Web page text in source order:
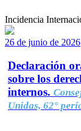
Incidencia
26 de junio de 2026
Declaración
sobre los
internos.
Unidas, 62°